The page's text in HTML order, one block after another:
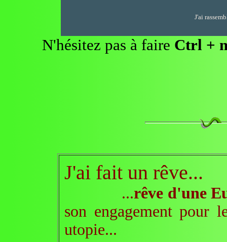
J'ai
N'hésitez pas à faire Ctrl +
J'ai fait un rêve...
...rêve d'une
son engagement pour
utopie...